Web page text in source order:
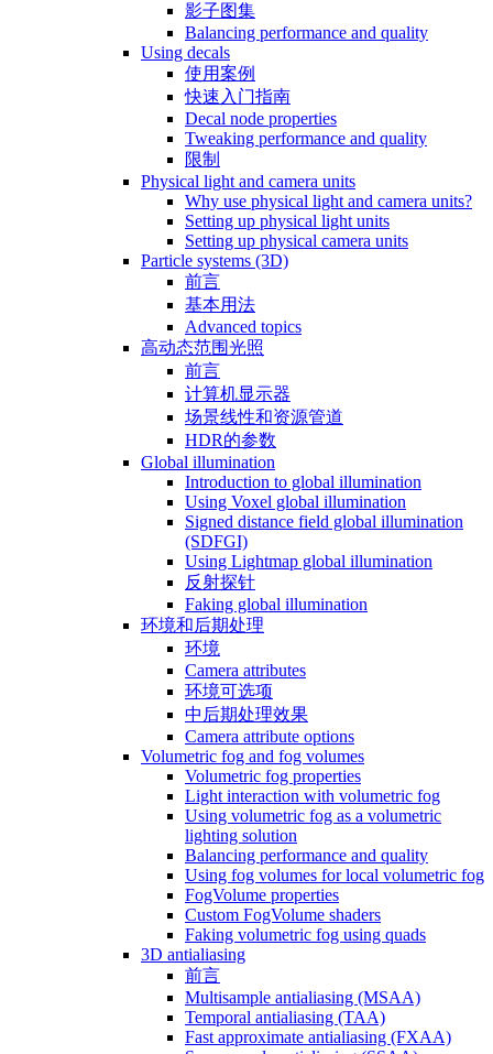
影子图集
Balancing performance and quality
Using decals
使用案例
快速入门指南
Decal node properties
Tweaking performance and quality
限制
Physical light and camera units
Why use physical light and camera units?
Setting up physical light units
Setting up physical camera units
Particle systems (3D)
前言
基本用法
Advanced topics
高动态范围光照
前言
计算机显示器
场景线性和资源管道
HDR的参数
Global illumination
Introduction to global illumination
Using Voxel global illumination
Signed distance field global illumination
(SDFGI)
Using Lightmap global illumination
反射探针
Faking global illumination
环境和后期处理
环境
Camera attributes
环境可选项
中后期处理效果
Camera attribute options
Volumetric fog and fog volumes
Volumetric fog properties
Light interaction with volumetric fog
Using volumetric fog as a volumetric
lighting solution
Balancing performance and quality
Using fog volumes for local volumetric fog
FogVolume properties
Custom FogVolume shaders
Faking volumetric fog using quads
3D antialiasing
前言
Multisample antialiasing (MSAA)
Temporal antialiasing (TAA)
Fast approximate antialiasing (FXAA)